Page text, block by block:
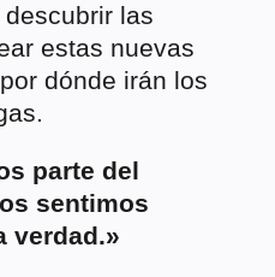
las
estas nuevas
dónde irán los
parte del
sentimos
verdad.»